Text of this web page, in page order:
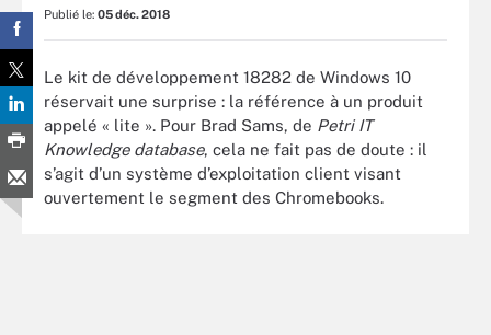
Publié le: 05 déc. 2018
Le kit de développement 18282 de Windows 10
réservait une surprise : la référence à un produit
appelé « lite ». Pour Brad Sams, de Petri IT
Knowledge database, cela ne fait pas de doute : il
s’agit d’un système d’exploitation client visant
ouvertement le segment des Chromebooks.